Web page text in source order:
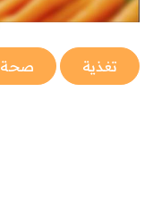
تغذية صحة